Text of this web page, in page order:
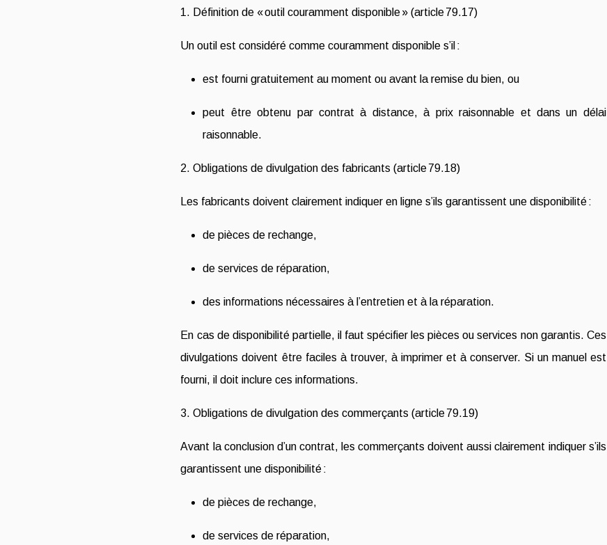
1. Définition de « outil couramment disponible » (article 79.17)
Un outil est considéré comme couramment disponible s’il :
est fourni gratuitement au moment ou avant la remise du bien, ou
peut être obtenu par contrat à distance, à prix raisonnable et dans un délai
raisonnable.
2. Obligations de divulgation des fabricants (article 79.18)
Les fabricants doivent clairement indiquer en ligne s’ils garantissent une disponibilité :
de pièces de rechange,
de services de réparation,
des informations nécessaires à l’entretien et à la réparation.
En cas de disponibilité partielle, il faut spécifier les pièces ou services non garantis. Ces
divulgations doivent être faciles à trouver, à imprimer et à conserver. Si un manuel est
fourni, il doit inclure ces informations.
3. Obligations de divulgation des commerçants (article 79.19)
Avant la conclusion d’un contrat, les commerçants doivent aussi clairement indiquer s’ils
garantissent une disponibilité :
de pièces de rechange,
de services de réparation,